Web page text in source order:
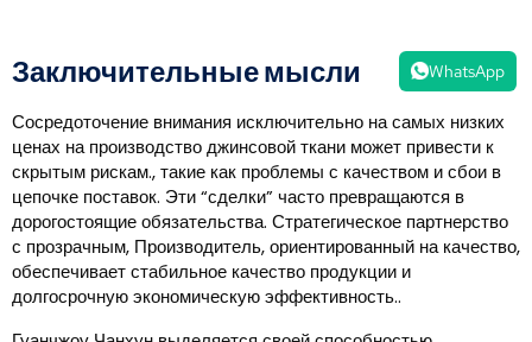
Заключительные мысли
Сосредоточение внимания исключительно на самых низких
ценах на производство джинсовой ткани может привести к
скрытым рискам., такие как проблемы с качеством и сбои в
цепочке поставок. Эти “сделки” часто превращаются в
дорогостоящие обязательства. Стратегическое партнерство
с прозрачным, Производитель, ориентированный на качество,
обеспечивает стабильное качество продукции и
долгосрочную экономическую эффективность..
WhatsApp